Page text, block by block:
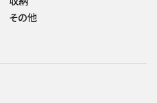
その他